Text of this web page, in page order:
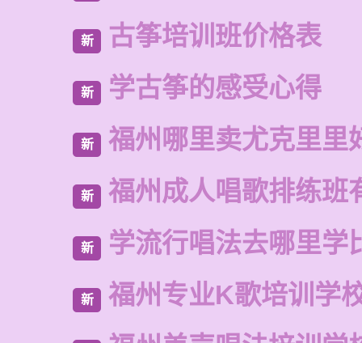
新 古筝培训班价格表
新 学古筝的感受心得
新 福州哪里卖尤克里里
新 福州成人唱歌排练班
新 学流行唱法去哪里学
新 福州专业K歌培训学